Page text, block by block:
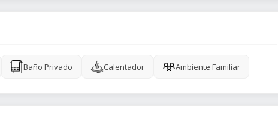
Baño Privado Calentador Ambiente Familiar